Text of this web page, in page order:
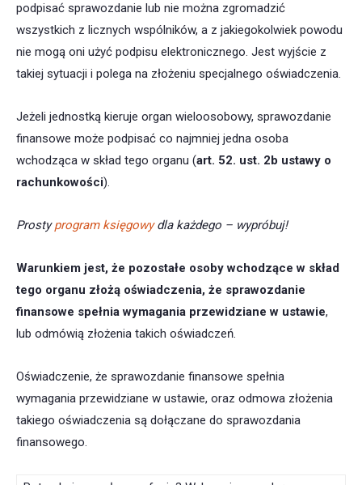
podpisać sprawozdanie lub nie można zgromadzić
wszystkich z licznych wspólników, a z jakiegokolwiek powodu
nie mogą oni użyć podpisu elektronicznego. Jest wyjście z
takiej sytuacji i polega na złożeniu specjalnego oświadczenia.
Jeżeli jednostką kieruje organ wieloosobowy, sprawozdanie
finansowe może podpisać co najmniej jedna osoba
wchodząca w skład tego organu (art. 52. ust. 2b ustawy o
rachunkowości).
Prostyprogram księgowydla każdego – wypróbuj!
Warunkiem jest, że pozostałe osoby wchodzące w skład
tego organu złożą oświadczenia, że sprawozdanie
finansowe spełnia wymagania przewidziane w ustawie,
lub odmówią złożenia takich oświadczeń.
Oświadczenie, że sprawozdanie finansowe spełnia
wymagania przewidziane w ustawie, oraz odmowa złożenia
takiego oświadczenia są dołączane do sprawozdania
finansowego.